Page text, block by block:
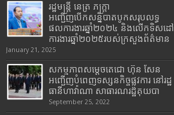
រដ្ឋមន្រ្តី​ នេត្រ​ ភក្ត្រា​
អញ្ជើញបើកសន្និបាតបូកសរុបលទ្ធ
ផលការងារឆ្នាំ២០២៤ និងលើកទិសដៅ
ការងារឆ្នាំ២០២៥របស់​ក្រសួង​ព័ត៌មាន​
January 21, 2025
សកម្មភាពសម្តេចតេជោ ហ៊ុន សែន
អញ្ជើញបំពេញទស្សនកិច្ចផ្លូវការ នៅរដ្ឋ
ធានីហាវ៉ាណា សាធារណរដ្ឋគុយបា
September 25, 2022